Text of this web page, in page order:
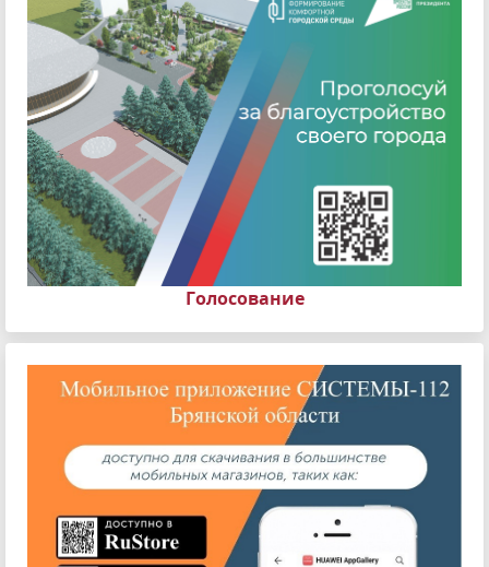
Голосование